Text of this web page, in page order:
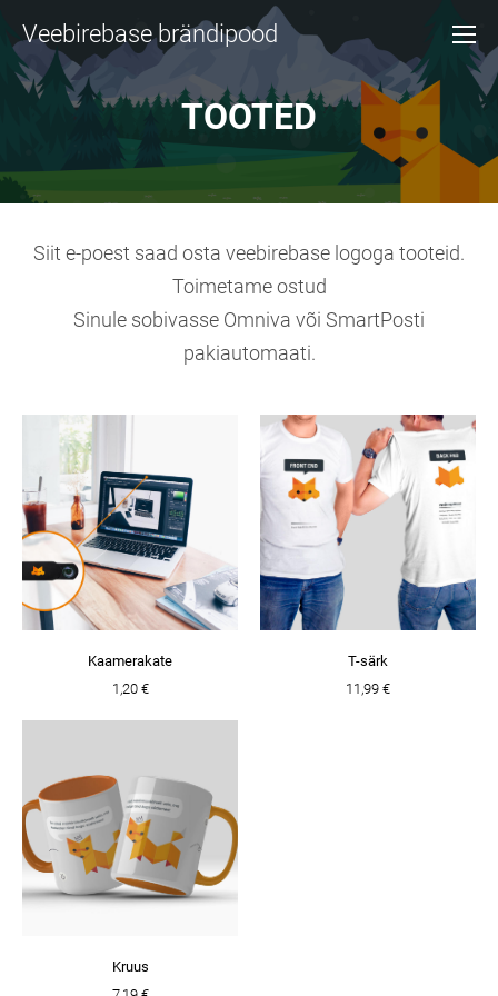
Veebirebase brändipood
TOOTED
Siit e-poest saad osta veebirebase logoga tooteid.
Toimetame ostud
Sinule sobivasse Omniva või SmartPosti
pakiautomaati.
Kaamerakate
1,20 €
T-särk
11,99 €
Kruus